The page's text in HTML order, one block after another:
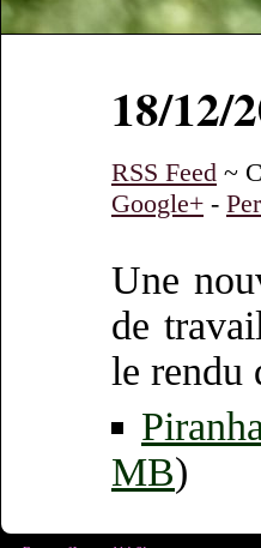
18/12/
RSS Feed ~
Google+ -
Une
de
le rendu
Piranha
MB)